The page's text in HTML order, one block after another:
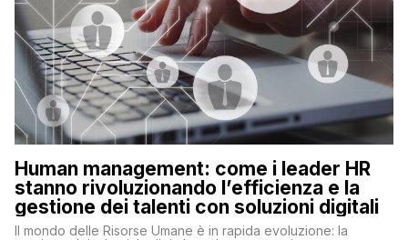
Human management: come i leader HR
stanno rivoluzionando l’efficienza e la
gestione dei talenti con soluzioni digitali
Il mondo delle Risorse Umane è in rapida evoluzione: la